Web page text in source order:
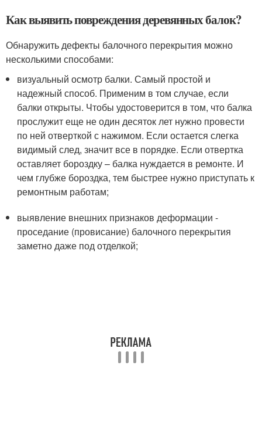
Как выявить повреждения деревянных балок?
Обнаружить дефекты балочного перекрытия можно
несколькими способами:
визуальный осмотр балки. Самый простой и
надежный способ. Применим в том случае, если
балки открыты. Чтобы удостоверится в том, что балка
прослужит еще не один десяток лет нужно провести
по ней отверткой с нажимом. Если остается слегка
видимый след, значит все в порядке. Если отвертка
оставляет бороздку – балка нуждается в ремонте. И
чем глубже бороздка, тем быстрее нужно приступать к
ремонтным работам;
выявление внешних признаков деформации -
проседание (провисание) балочного перекрытия
заметно даже под отделкой;